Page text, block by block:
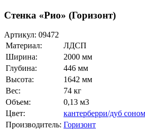
Стенка «Рио» (Горизонт)
Артикул: 09472
Материал:
ЛДСП
Ширина:
2000 мм
Глубина:
446 мм
Высота:
1642 мм
Вес:
74 кг
Объем:
0,13 м3
Цвет:
кантерберри/дуб
Производитель: Горизонт